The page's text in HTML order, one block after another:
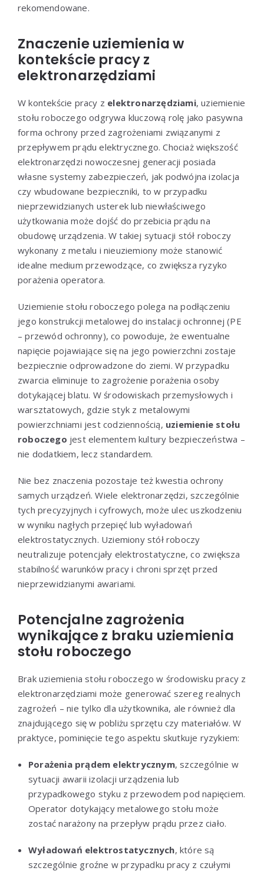
rekomendowane.
Znaczenie uziemienia w
kontekście pracy z
elektronarzędziami
W kontekście pracy z elektronarzędziami, uziemienie
stołu roboczego odgrywa kluczową rolę jako pasywna
forma ochrony przed zagrożeniami związanymi z
przepływem prądu elektrycznego. Chociaż większość
elektronarzędzi nowoczesnej generacji posiada
własne systemy zabezpieczeń, jak podwójna izolacja
czy wbudowane bezpieczniki, to w przypadku
nieprzewidzianych usterek lub niewłaściwego
użytkowania może dojść do przebicia prądu na
obudowę urządzenia. W takiej sytuacji stół roboczy
wykonany z metalu i nieuziemiony może stanowić
idealne medium przewodzące, co zwiększa ryzyko
porażenia operatora.
Uziemienie stołu roboczego polega na podłączeniu
jego konstrukcji metalowej do instalacji ochronnej (PE
– przewód ochronny), co powoduje, że ewentualne
napięcie pojawiające się na jego powierzchni zostaje
bezpiecznie odprowadzone do ziemi. W przypadku
zwarcia eliminuje to zagrożenie porażenia osoby
dotykającej blatu. W środowiskach przemysłowych i
warsztatowych, gdzie styk z metalowymi
powierzchniami jest codziennością, uziemienie stołu
roboczego jest elementem kultury bezpieczeństwa –
nie dodatkiem, lecz standardem.
Nie bez znaczenia pozostaje też kwestia ochrony
samych urządzeń. Wiele elektronarzędzi, szczególnie
tych precyzyjnych i cyfrowych, może ulec uszkodzeniu
w wyniku nagłych przepięć lub wyładowań
elektrostatycznych. Uziemiony stół roboczy
neutralizuje potencjały elektrostatyczne, co zwiększa
stabilność warunków pracy i chroni sprzęt przed
nieprzewidzianymi awariami.
Potencjalne zagrożenia
wynikające z braku uziemienia
stołu roboczego
Brak uziemienia stołu roboczego w środowisku pracy z
elektronarzędziami może generować szereg realnych
zagrożeń – nie tylko dla użytkownika, ale również dla
znajdującego się w pobliżu sprzętu czy materiałów. W
praktyce, pominięcie tego aspektu skutkuje ryzykiem:
Porażenia prądem elektrycznym, szczególnie w
sytuacji awarii izolacji urządzenia lub
przypadkowego styku z przewodem pod napięciem.
Operator dotykający metalowego stołu może
zostać narażony na przepływ prądu przez ciało.
Wyładowań elektrostatycznych, które są
szczególnie groźne w przypadku pracy z czułymi